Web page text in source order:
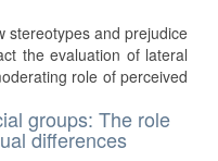
stereotypes and prejudice
the evaluation of lateral
role of perceived
groups: The role
differences